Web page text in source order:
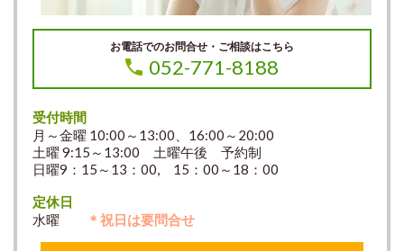
お電話でのお問合せ・ご相談はこちら
052-771-8188
受付時間
月～金曜 10:00～13:00、16:00～20:00
土曜 9:15～13:00 土曜午後 予約制
日曜9：15～13：00, 15：00～18：00
定休日
水曜
＊祝日は要問合せ